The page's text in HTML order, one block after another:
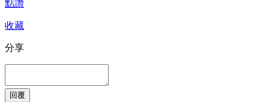
點讚
收藏
分享